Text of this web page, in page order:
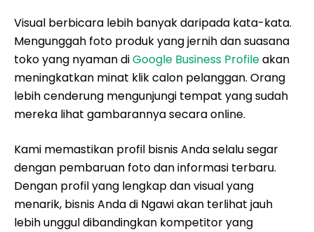
Visual berbicara lebih banyak daripada kata-kata.
Mengunggah foto produk yang jernih dan suasana
toko yang nyaman diGoogle Business Profileakan
meningkatkan minat klik calon pelanggan. Orang
lebih cenderung mengunjungi tempat yang sudah
mereka lihat gambarannya secara online.
Kami memastikan profil bisnis Anda selalu segar
dengan pembaruan foto dan informasi terbaru.
Dengan profil yang lengkap dan visual yang
menarik, bisnis Anda di Ngawi akan terlihat jauh
lebih unggul dibandingkan kompetitor yang